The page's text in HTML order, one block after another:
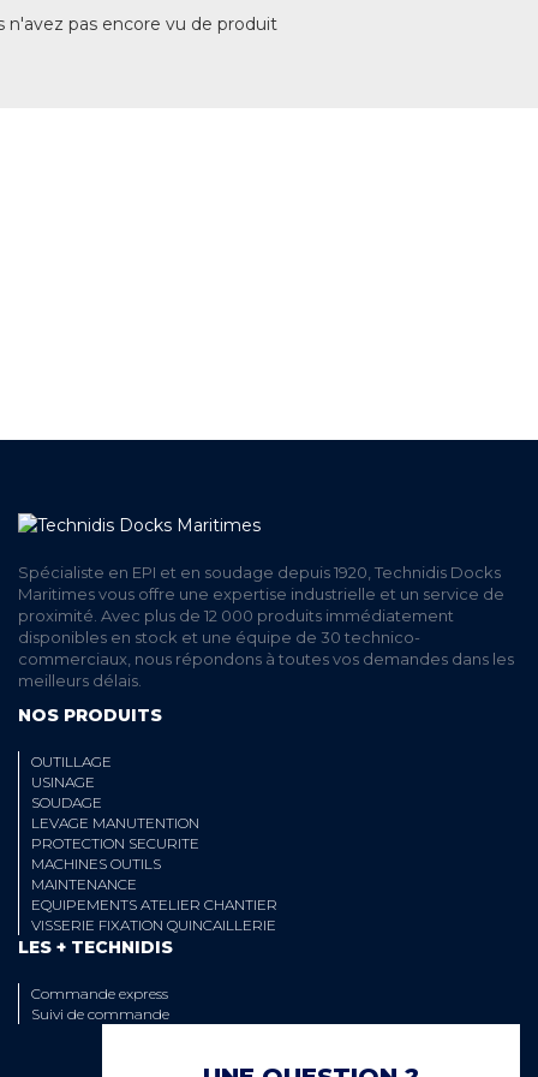
n'avez pas encore vu de produit
Spécialiste en EPI et en soudage depuis 1920, Technidis Docks
Maritimes vous offre une expertise industrielle et un service de
proximité. Avec plus de 12 000 produits immédiatement
disponibles en stock et une équipe de 30 technico-
commerciaux, nous répondons à toutes vos demandes dans les
meilleurs délais.
NOS PRODUITS
OUTILLAGE
USINAGE
SOUDAGE
LEVAGE MANUTENTION
PROTECTION SECURITE
MACHINES OUTILS
MAINTENANCE
EQUIPEMENTS ATELIER CHANTIER
VISSERIE FIXATION QUINCAILLERIE
LES + TECHNIDIS
Commande express
Suivi de commande